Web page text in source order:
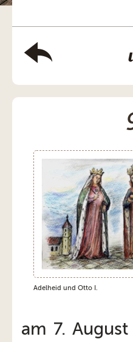
Adelheid und Otto I.
am 7.